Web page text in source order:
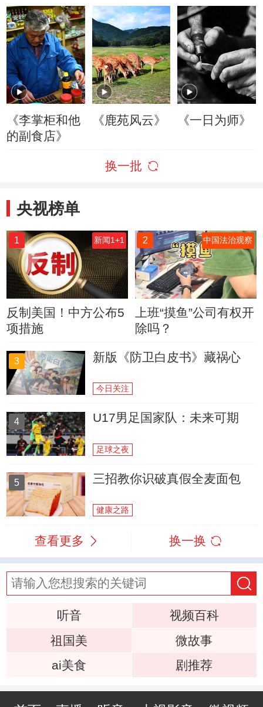
兵口述历史》
(精编版)
《李掌柜和他
的副食店》
《鹿苑风云》 《一日为师》
换一批
央视榜单
1 新闻1+1
反制美国！中方公布5
项措施
2 中国法治观察
上班“摸鱼”公司有权开
除吗？
3 新版《防卫白皮书》藏祸心
今日关注
4 U17男足国家队：未来可期
足球之夜
5 三招教你识破真假全麦面包
健康之路
查看更多 换一换
听音
视频百科
祖国美
微故事
ai美食
剧推荐